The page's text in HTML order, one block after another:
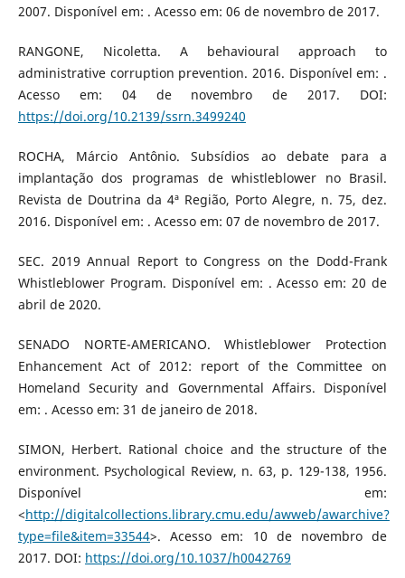
2007. Disponível em: . Acesso em: 06 de novembro de 2017.
RANGONE, Nicoletta. A behavioural approach to
administrative corruption prevention. 2016. Disponível em: .
Acesso em: 04 de novembro de 2017. DOI:
https://doi.org/10.2139/ssrn.3499240
ROCHA, Márcio Antônio. Subsídios ao debate para a
implantação dos programas de whistleblower no Brasil.
Revista de Doutrina da 4ª Região, Porto Alegre, n. 75, dez.
2016. Disponível em: . Acesso em: 07 de novembro de 2017.
SEC. 2019 Annual Report to Congress on the Dodd-Frank
Whistleblower Program. Disponível em: . Acesso em: 20 de
abril de 2020.
SENADO NORTE-AMERICANO. Whistleblower Protection
Enhancement Act of 2012: report of the Committee on
Homeland Security and Governmental Affairs. Disponível
em: . Acesso em: 31 de janeiro de 2018.
SIMON, Herbert. Rational choice and the structure of the
environment. Psychological Review, n. 63, p. 129-138, 1956.
Disponível em:
<http://digitalcollections.library.cmu.edu/awweb/awarchive?
type=file&item=33544>. Acesso em: 10 de novembro de
2017. DOI: https://doi.org/10.1037/h0042769